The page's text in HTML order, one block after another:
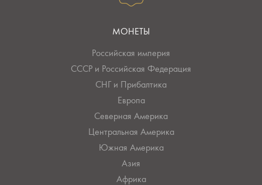
МОНЕТЫ
Российская империя
СССР и Российская Федерация
СНГ и Прибалтика
Европа
Северная Америка
Центральная Америка
Южная Америка
Азия
Африка